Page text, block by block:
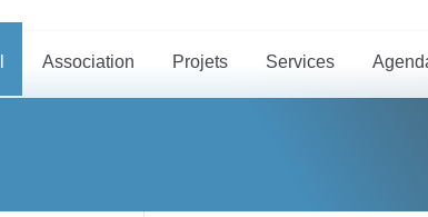
Association Projets Services